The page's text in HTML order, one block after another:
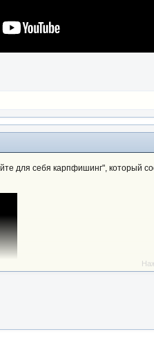
для себя карпфишинг", который